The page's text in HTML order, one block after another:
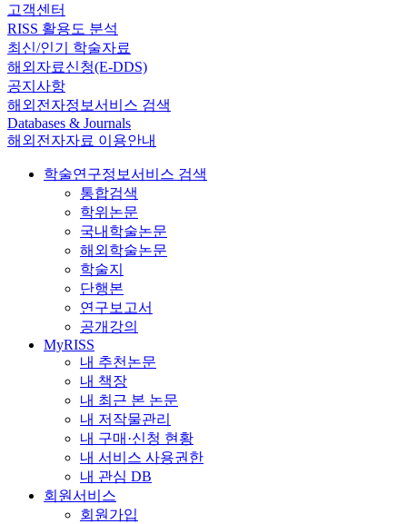
고객센터
RISS 활용도 분석
최신/인기 학술자료
해외자료신청(E-DDS)
공지사항
해외전자정보서비스 검색
Databases & Journals
해외전자자료 이용안내
학술연구정보서비스 검색
통합검색
학위논문
국내학술논문
해외학술논문
학술지
단행본
연구보고서
공개강의
MyRISS
내 추천논문
내 책장
내 최근 본 논문
내 저작물관리
내 구매·신청 현황
내 서비스 사용권한
내 관심 DB
회원서비스
회원가입